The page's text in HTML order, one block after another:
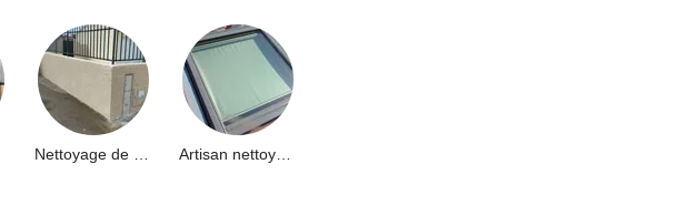
Artisan nettoyage de puits de lumière et Skydome 91